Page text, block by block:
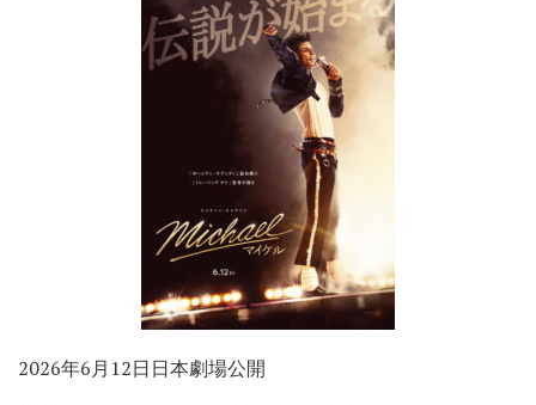
2026年6月12日日本劇場公開